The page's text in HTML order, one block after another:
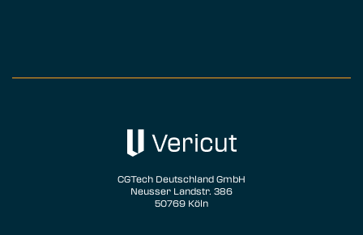
CGTech Deutschland GmbH
Neusser Landstr. 386
50769 Köln